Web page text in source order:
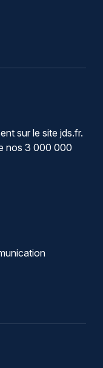
sur le site jds.fr.
nos 3 000 000